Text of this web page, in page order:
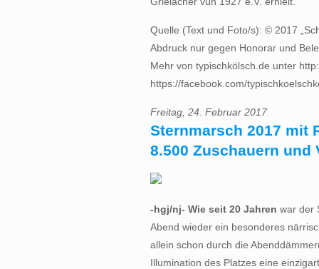
Quelle (Text und Foto/s): © 2017
Abdruck nur gegen Honorar und
Mehr von typischkölsch.de unter
https://facebook.com/
Freitag, 24. Februar 2017
Sternmarsch 2017 mit
8.500 Zuschauern und
-hgj/nj- Wie seit 20 Jahren war der
Abend wieder ein besonderes
allein schon durch die
Illumination des Platzes eine